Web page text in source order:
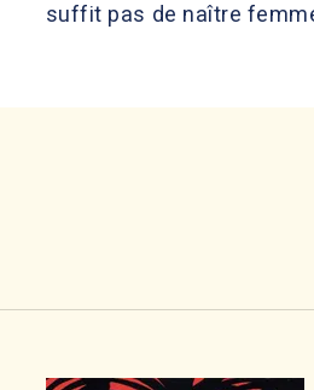
suffit pas de naître